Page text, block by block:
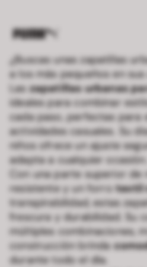
¿Buscas unas zapatillas
a los más pequeños en
Laszapatillas urbanas
ideales para combinar
cada paso, perfectas para
actividades casuales. Su
niños ofrece un ajuste
adapta a cualquier ocasión.
Con una parte superior
resistente y un forrotextil
transpirabilidad, estas
frescura y durabilidad. Su
múltiples combinaciones,
construcción brinda
durante todo el día.